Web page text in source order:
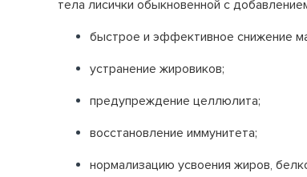
тела лисички обыкновенной с
быстрое и эффективное снижение
устранение жировиков;
предупреждение целлюлита;
восстановление иммунитета;
нормализацию усвоения жиров,